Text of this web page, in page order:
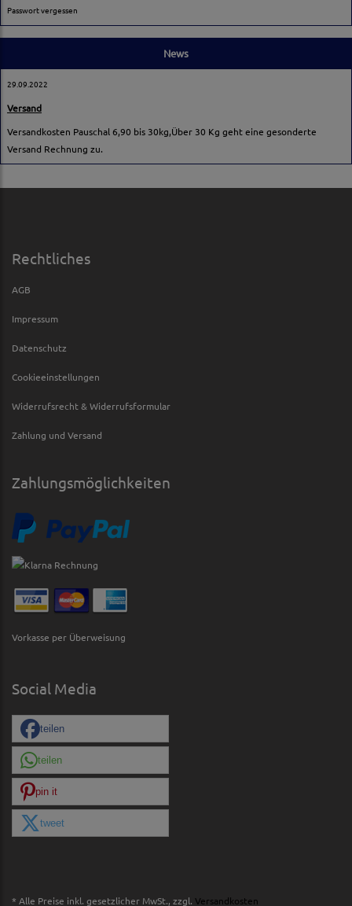
Passwort vergessen
News
29.09.2022
Versand
Versandkosten Pauschal 6,90 bis 30kg,Über 30 Kg geht eine gesonderte
Versand Rechnung zu.
Rechtliches
AGB
Impressum
Datenschutz
Cookieeinstellungen
Widerrufsrecht & Widerrufsformular
Zahlung und Versand
Zahlungsmöglichkeiten
Vorkasse per Überweisung
Social Media
teilen
teilen
pin it
tweet
* Alle Preise inkl. gesetzlicher MwSt., zzgl. Versandkosten